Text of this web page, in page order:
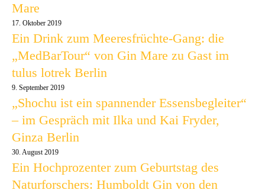
Mare
17. Oktober 2019
Ein Drink zum Meeresfrüchte-Gang: die
„MedBarTour“ von Gin Mare zu Gast im
tulus lotrek Berlin
9. September 2019
„Shochu ist ein spannender Essensbegleiter“
– im Gespräch mit Ilka und Kai Fryder,
Ginza Berlin
30. August 2019
Ein Hochprozenter zum Geburtstag des
Naturforschers: Humboldt Gin von den